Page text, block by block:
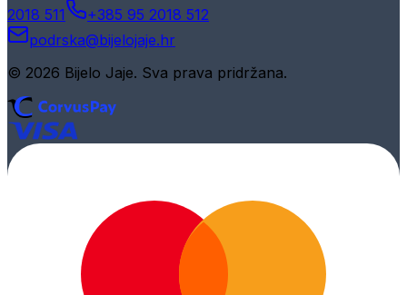
2018 511
+385 95 2018 512
podrska@bijelojaje.hr
© 2026 Bijelo Jaje. Sva prava pridržana.